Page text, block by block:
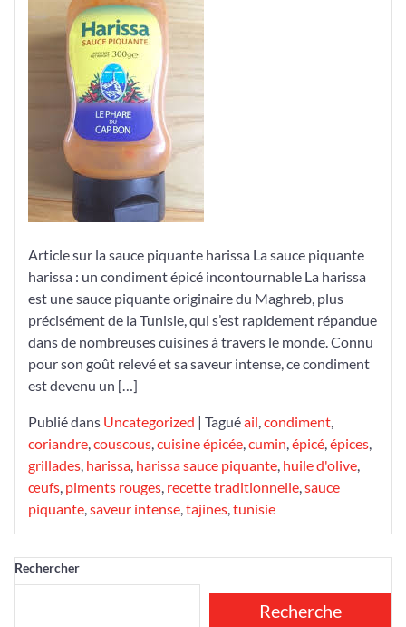
harissa,
sauce
piquante
incontournable
Article sur la sauce piquante harissa La sauce piquante
harissa : un condiment épicé incontournable La harissa
est une sauce piquante originaire du Maghreb, plus
précisément de la Tunisie, qui s’est rapidement répandue
dans de nombreuses cuisines à travers le monde. Connu
pour son goût relevé et sa saveur intense, ce condiment
est devenu un […]
Publié dans Uncategorized | Taguéail condiment
coriandre couscous cuisine épicée cumin épicé épices
grillades harissa harissa sauce piquante huile d'olive
œufs piments rouges recette traditionnelle sauce
piquante saveur intense tajines tunisie
Rechercher
Recherche